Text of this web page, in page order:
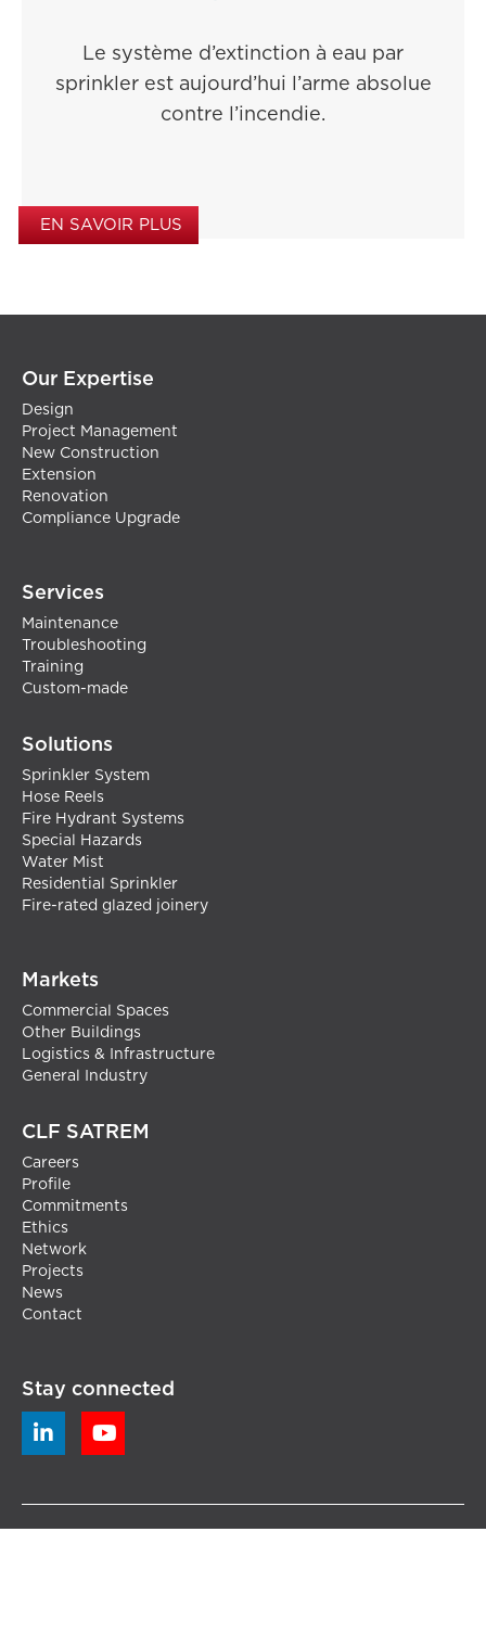
Le système d’extinction à eau par
sprinkler est aujourd’hui l’arme absolue
contre l’incendie.
EN SAVOIR PLUS
Our Expertise
Design
Project Management
New Construction
Extension
Renovation
Compliance Upgrade
Services
Maintenance
Troubleshooting
Training
Custom-made
Solutions
Sprinkler System
Hose Reels
Fire Hydrant Systems
Special Hazards
Water Mist
Residential Sprinkler
Fire-rated glazed joinery
Markets
Commercial Spaces
Other Buildings
Logistics & Infrastructure
General Industry
CLF SATREM
Careers
Profile
Commitments
Ethics
Network
Projects
News
Contact
Stay connected
 